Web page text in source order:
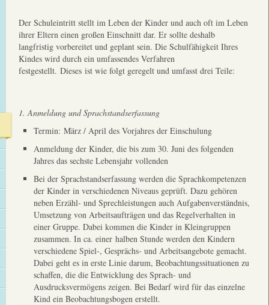
Der Schuleintritt stellt im Leben der Kinder und auch oft im Leben
ihrer Eltern einen großen Einschnitt dar. Er sollte deshalb
langfristig vorbereitet und geplant sein. Die Schulfähigkeit Ihres
Kindes wird durch ein umfassendes Verfahren
festgestellt. Dieses ist wie folgt geregelt und umfasst drei Teile:
1. Anmeldung und Sprachstandserfassung
Termin: März / April des Vorjahres der Einschulung
Anmeldung der Kinder, die bis zum 30. Juni des folgenden
Jahres das sechste Lebensjahr vollenden
Bei der Sprachstandserfassung werden die Sprachkompetenzen
der Kinder in verschiedenen Niveaus geprüft. Dazu gehören
neben Erzähl- und Sprechleistungen auch Aufgabenverständnis,
Umsetzung von Arbeitsaufträgen und das Regelverhalten in
einer Gruppe. Dabei kommen die Kinder in Kleingruppen
zusammen. In ca. einer halben Stunde werden den Kindern
verschiedene Spiel-, Gesprächs- und Arbeitsangebote gemacht.
Dabei geht es in erste Linie darum, Beobachtungssituationen zu
schaffen, die die Entwicklung des Sprach- und
Ausdrucksvermögens zeigen. Bei Bedarf wird für das einzelne
Kind ein Beobachtungsbogen erstellt.